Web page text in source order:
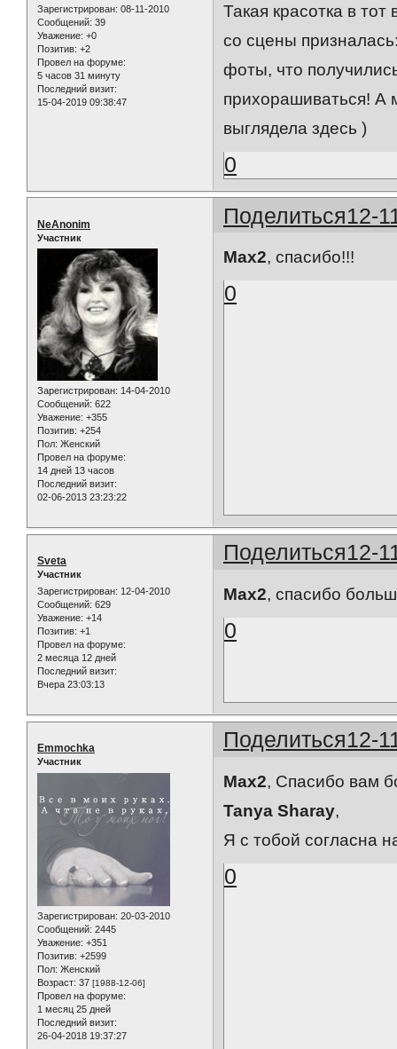
Зарегистрирован: 08-11-2010
Сообщений: 39
Уважение: +0
Позитив: +2
Провел на форуме:
5 часов 31 минуту
Последний визит:
15-04-2019 09:38:47
Такая красотка в
со сцены
фоты, что
прихорашиваться! А
выглядела здесь )
0
Поделиться12-
NeAnonim
Участник
Зарегистрирован: 14-04-2010
Сообщений: 622
Уважение: +355
Позитив: +254
Пол: Женский
Провел на форуме:
14 дней 13 часов
Последний визит:
02-06-2013 23:23:22
Max2, спасибо!!!
0
Поделиться12-
Sveta
Участник
Зарегистрирован: 12-04-2010
Сообщений: 629
Уважение: +14
Позитив: +1
Провел на форуме:
2 месяца 12 дней
Последний визит:
Вчера 23:03:13
Max2, спасибо
0
Поделиться12-
Emmochka
Участник
Зарегистрирован: 20-03-2010
Сообщений: 2445
Уважение: +351
Позитив: +2599
Пол: Женский
Возраст: 37 [1988-12-06]
Провел на форуме:
1 месяц 25 дней
Последний визит:
26-04-2018 19:37:27
Max2, Спасибо вам
Tanya Sharay,
Я с тобой согласна
0